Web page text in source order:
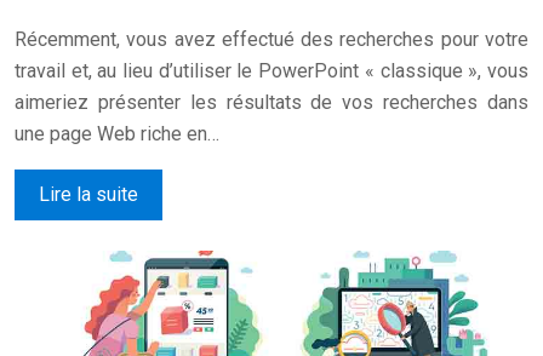
Récemment, vous avez effectué des recherches pour votre
travail et, au lieu d’utiliser le PowerPoint « classique », vous
aimeriez présenter les résultats de vos recherches dans
une page Web riche en…
Lire la suite